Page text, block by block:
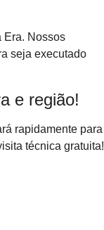
Era. Nossos
seja executado
e região!
rapidamente para
técnica gratuita!